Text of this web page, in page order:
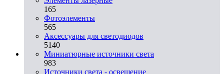
165
Фотоэлементы
565
Аксессуары для светодиодов
5140
Миниатюрные источники света
983
Источники света - освещение